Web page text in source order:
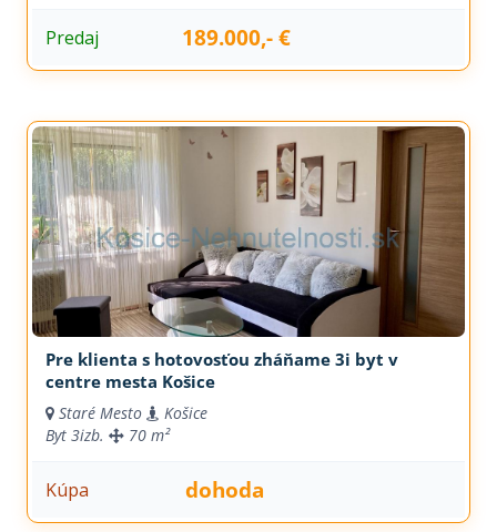
Predaj 189.000,- €
Pre klienta s hotovosťou zháňame 3i byt v
centre mesta Košice
Staré Mesto
Košice
Byt 3izb. 70 m²
Kúpa dohoda